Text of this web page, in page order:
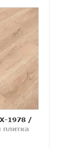
1978 /
плитка